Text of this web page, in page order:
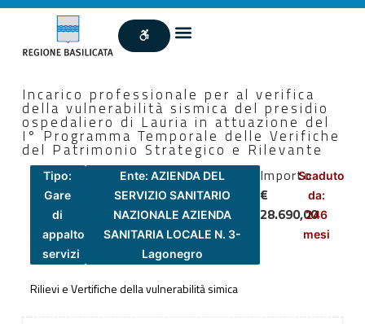
Incarico professionale per al verifica
della vulnerabilità sismica del presidio
ospedaliero di Lauria in attuazione del
I° Programma Temporale delle Verifiche
del Patrimonio Strategico e Rilevante
Tipo:
Gare
di
appalto
servizi
Ente: AZIENDA DEL
SERVIZIO SANITARIO
NAZIONALE AZIENDA
SANITARIA LOCALE N. 3-
Lagonegro
Importo
€
28.690,00
Scaduto
da:
246
mesi
Rilievi e Vertifiche della vulnerabilità simica